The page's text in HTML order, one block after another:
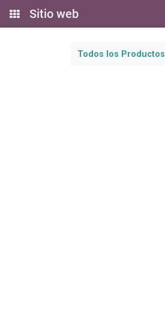
Sitio web
Todos los Productos